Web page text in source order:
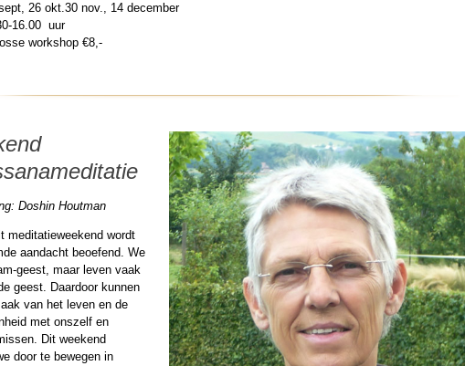
26 okt.30 nov., 14 december
16.00 uur
losse workshop €8,-
Doshin Houtman
meditatieweekend wordt
aandacht beoefend. We
geest, maar leven vaak
geest. Daardoor kunnen
van het leven en de
met onszelf en
Dit weekend
door te bewegen in